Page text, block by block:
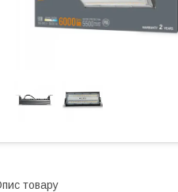
товару